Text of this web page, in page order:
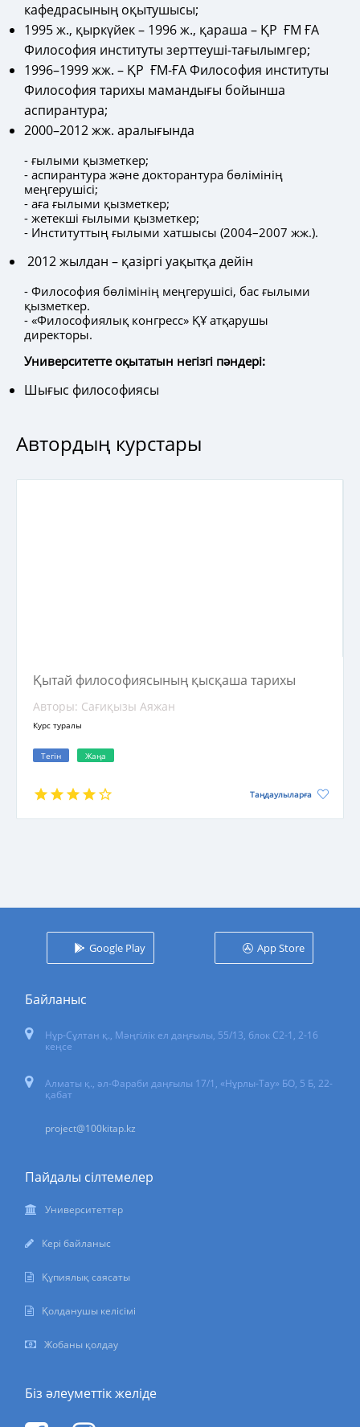
кафедрасының оқытушысы;
1995 ж., қыркүйек – 1996 ж., қараша – ҚР ҒМ ҒА
Философия институты зерттеуші-тағылымгер;
1996–1999 жж. – ҚР ҒМ-ҒА Философия институты
Философия тарихы мамандығы бойынша
аспирантура;
2000–2012 жж. аралығында
- ғылыми қызметкер;
- аспирантура және докторантура бөлімінің
меңгерушісі;
- аға ғылыми қызметкер;
- жетекші ғылыми қызметкер;
- Институттың ғылыми хатшысы (2004–2007 жж.).
2012 жылдан – қазіргі уақытқа дейін
- Философия бөлімінің меңгерушісі, бас ғылыми
қызметкер.
- «Философиялық конгресс» ҚҰ атқарушы
директоры.
Университетте оқытатын негізгі пәндері:
Шығыс философиясы
Автордың курстары
Қытай философиясының қысқаша тарихы
Авторы: Сағиқызы Аяжан
Курс туралы
Тегін Жаңа
Таңдаулыларға
Google Play App Store
Байланыс
Нұр-Сұлтан қ., Мәңгілік ел даңғылы, 55/13, блок С2-1, 2-16
кеңсе
Алматы қ., әл-Фараби даңғылы 17/1, «Нұрлы-Тау» БО, 5 Б, 22-
қабат
project@100kitap.kz
Пайдалы сілтемелер
Университеттер
Кері байланыс
Құпиялық саясаты
Қолданушы келісімі
Жобаны қолдау
Біз әлеуметтік желіде